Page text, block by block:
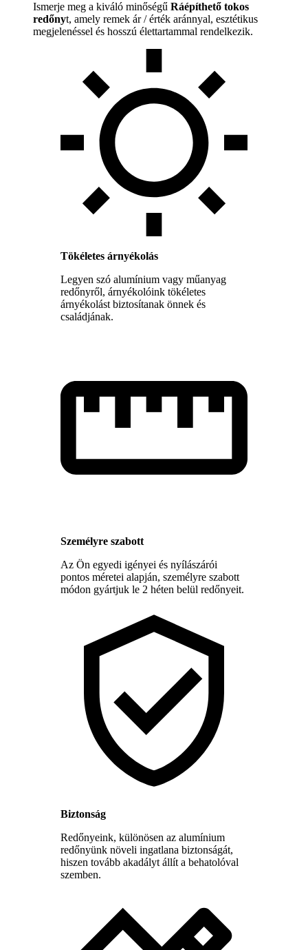
Ismerje meg a kiváló minőségű Ráépíthető tokos
redőnyt, amely remek ár / érték aránnyal, esztétikus
megjelenéssel és hosszú élettartammal rendelkezik.
Tökéletes árnyékolás
Legyen szó alumínium vagy műanyag
redőnyről, árnyékolóink tökéletes
árnyékolást biztosítanak önnek és
családjának.
Személyre szabott
Az Ön egyedi igényei és nyílászárói
pontos méretei alapján, személyre szabott
módon gyártjuk le 2 héten belül redőnyeit.
Biztonság
Redőnyeink, különösen az alumínium
redőnyünk növeli ingatlana biztonságát,
hiszen tovább akadályt állít a behatolóval
szemben.